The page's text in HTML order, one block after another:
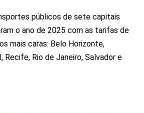
públicos de sete capitais
o ano de 2025 com as tarifas de
mais caras: Belo Horizonte,
Recife, Rio de Janeiro, Salvador e